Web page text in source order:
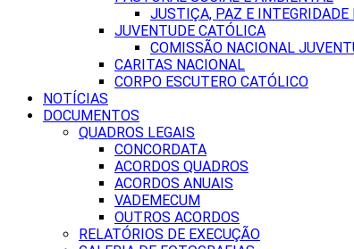
JUSTIÇA, PAZ E
JUVENTUDE CATÓLICA
COMISSÃO NACIONAL
CARITAS NACIONAL
CORPO ESCUTERO CATÓLICO
NOTÍCIAS
DOCUMENTOS
QUADROS LEGAIS
CONCORDATA
ACORDOS QUADROS
ACORDOS ANUAIS
VADEMECUM
OUTROS ACORDOS
RELATÓRIOS DE EXECUÇÃO